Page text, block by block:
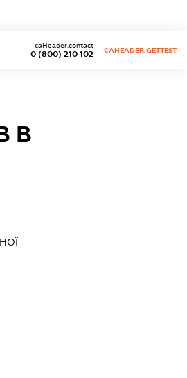
0 (800) 210 102
caHeader.contact
CAHEADER.GETTEST
В